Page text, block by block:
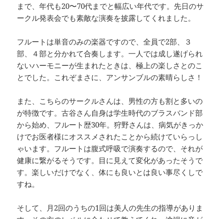
まで、年代も20〜70代までと幅広い年代です。先日のサ
ークル発表会でも素敵な演奏を披露してくれました。
フルートは単音のみの楽器ですので、全員で2部、３
部、４部と分かれて合奏します。一人では成し遂げられ
ないハーモニーが生まれたときは、極上の楽しさとのこ
とでした。これぞまさに、アンサンブルの素晴らしさ！
また、こちらのサークルさんは、男性の方も割と多いの
が特徴です。古谷さん自身は学生時代のブラスバンド部
から始め、フルート歴30年。狩野さんは、病気がきっか
けでお医者様にオススメされたことから続けていらっし
ゃいます。フルートは腹式呼吸で演奏するので、それが
健康に繋がるそうです。目に見えて変化があったそうで
す。楽しいだけでなく、体にも良いとは良い事尽くしで
すね。
そして、月2回のうちの1回は美人の先生の指導がありま